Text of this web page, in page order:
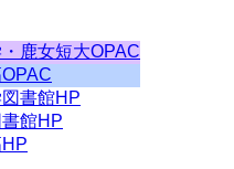
鹿女短大OPAC
書館HP
館HP